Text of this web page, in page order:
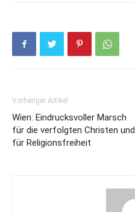
Vorheriger Artikel
Wien: Eindrucksvoller Marsch
für die verfolgten Christen und
für Religionsfreiheit